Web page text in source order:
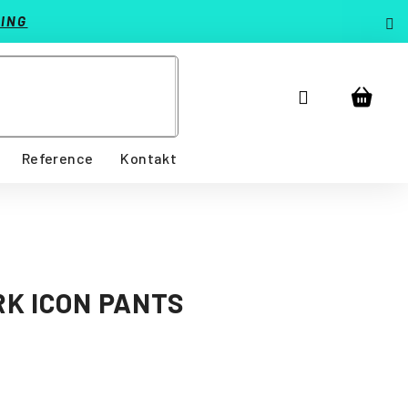
Přihlášení
Reference Kontakt
ICON PANTS